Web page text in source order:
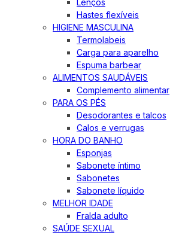
Lenços
Hastes flexíveis
HIGIENE MASCULINA
Termolabeis
Carga para aparelho
Espuma barbear
ALIMENTOS SAUDÁVEIS
Complemento alimentar
PARA OS PÉS
Desodorantes e talcos
Calos e verrugas
HORA DO BANHO
Esponjas
Sabonete íntimo
Sabonetes
Sabonete líquido
MELHOR IDADE
Fralda adulto
SAÚDE SEXUAL